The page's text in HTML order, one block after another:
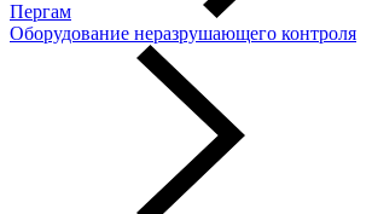
Пергам
Оборудование неразрушающего контроля